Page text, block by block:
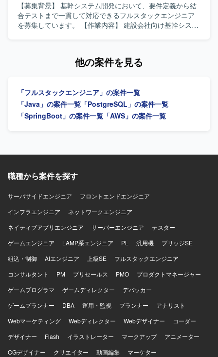
【募集背景】 基幹システム開発において、要件定義から結
合テストまで一貫して対応できるフルスタックエンジニア
を募集しています。 【作業内容】 建設会社向け基幹システ
ッチアップや技術向上に取り組める方を求めています。
した開発経験を積むことができます。 【開発環境】 バック
エンドはJava（Springboot）、フロントエンドは
TypeScript（React）、インフラはAWS、データベースは
PostgreSQLを使用します。
他の案件を見る
「フルスタックエンジニア」の案件一覧
「Java」の案件一覧 「PostgreSQL」の案件一覧
「SpringBoot」の案件一覧 「AWS」の案件一覧
職種から案件を探す
サーバサイドエンジニア
フロントエンドエンジニア
インフラエンジニア
ネットワークエンジニア
ネイティブアプリエンジニア
サーバーエンジニア
テスター
ゲームエンジニア
LAMP系エンジニア PL 汎用機
ブリッジSE
組込・制御
AIエンジニア 上級SE
フルスタックエンジニア
コンサルタント
PM プリセールス PMO
プロダクトマネージャー
ゲームプログラマ
ゲームディレクター
デバッカー
ゲームプランナー
DBA 運用・監視 プランナー
アナリスト
Webマーケティング
Webディレクター Webデザイナー
コーダー
デザイナー
Flash イラストレーター マークアップ
アニメーター
CGデザイナー
クリエイター 動画編集
マーケター